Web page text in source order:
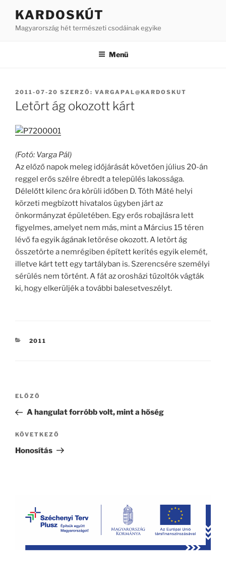
KARDOSKÚT
Magyarország hét természeti csodáinak egyike
Menü
BEKÜLDVE:
2011-07-20 SZERZŐ: VARGAPAL@KARDOSKUT
Letört ág okozott kárt
(Fotó: Varga Pál)
Az előző napok meleg időjárását követően július 20-án
reggel erős szélre ébredt a település lakossága.
Délelőtt kilenc óra körüli időben D. Tóth Máté helyi
körzeti megbízott hivatalos ügyben járt az
önkormányzat épületében. Egy erős robajlásra lett
figyelmes, amelyet nem más, mint a Március 15 téren
lévő fa egyik ágának letörése okozott. A letört ág
összetörte a nemrégiben épített kerítés egyik elemét,
illetve kárt tett egy tartályban is. Szerencsére személyi
sérülés nem történt. A fát az orosházi tűzoltók vágták
ki, hogy elkerüljék a további balesetveszélyt.
KATEGÓRIÁK
2011
Bejegyzés
Korábbi
bejegyzés
ELŐZŐ
A hangulat forróbb volt, mint a hőség
Következő
bejegyzés
KÖVETKEZŐ
Honosítás